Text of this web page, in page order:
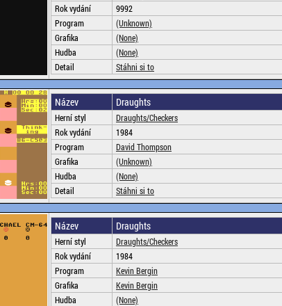
Rok vydání
9992
Program
(Unknown)
Grafika
(None)
Hudba
(None)
Detail
Stáhni si to
Název Draughts
Herní styl
Draughts/Checkers
Rok vydání
1984
Program
David Thompson
Grafika
(Unknown)
Hudba
(None)
Detail
Stáhni si to
Název Draughts
Herní styl
Draughts/Checkers
Rok vydání
1984
Program
Kevin Bergin
Grafika
Kevin Bergin
Hudba
(None)